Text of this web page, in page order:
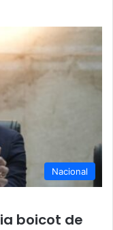
Nacional
boicot de